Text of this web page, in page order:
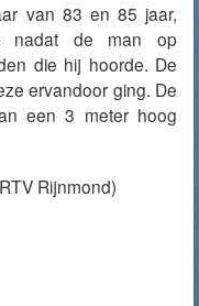
van 83 en 85 jaar,
nadat de man op
die hij hoorde. De
ervandoor ging. De
een 3 meter hoog
Rijnmond)